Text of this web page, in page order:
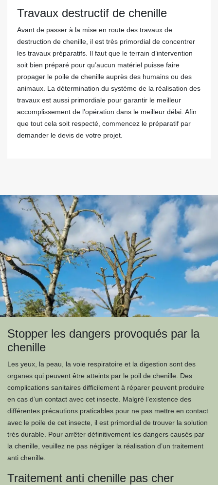
Travaux destructif de chenille
Avant de passer à la mise en route des travaux de
destruction de chenille, il est très primordial de concentrer
les travaux préparatifs. Il faut que le terrain d’intervention
soit bien préparé pour qu’aucun matériel puisse faire
propager le poile de chenille auprès des humains ou des
animaux. La détermination du système de la réalisation des
travaux est aussi primordiale pour garantir le meilleur
accomplissement de l’opération dans le meilleur délai. Afin
que tout cela soit respecté, commencez le préparatif par
demander le devis de votre projet.
Stopper les dangers provoqués par la
chenille
Les yeux, la peau, la voie respiratoire et la digestion sont des
organes qui peuvent être atteints par le poil de chenille. Des
complications sanitaires difficilement à réparer peuvent produire
en cas d’un contact avec cet insecte. Malgré l’existence des
différentes précautions praticables pour ne pas mettre en contact
avec le poile de cet insecte, il est primordial de trouver la solution
très durable. Pour arrêter définitivement les dangers causés par
la chenille, veuillez ne pas négliger la réalisation d’un traitement
anti chenille.
Traitement anti chenille pas cher